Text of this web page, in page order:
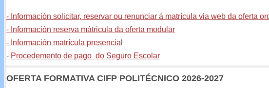
- Información solicitar, reservar ou renunciar á matrícula via web da oferta
- Información reserva mátricula da oferta modular
- Información matrícula presencia
- Procedemento de pago do Seguro Escolar
OFERTA FORMATIVA CIFP POLITÉCNICO 2026-2027